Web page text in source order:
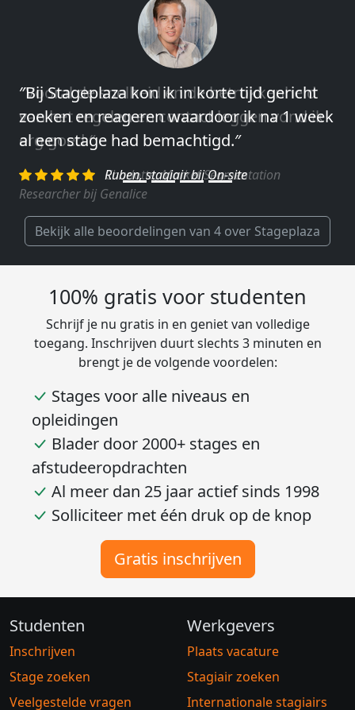
″Vooral de snelheid en de betrokkenheid
van het regelen en contact leggen vond ik
erg goed.″
Charlotte, Market Segmentation
Researcher bij Genalice
Bekijk alle beoordelingen van 4 over Stageplaza
100% gratis voor studenten
Schrijf je nu gratis in en geniet van volledige
toegang. Inschrijven duurt slechts 3 minuten en
brengt je de volgende voordelen:
Stages voor alle niveaus en
opleidingen
Blader door 2000+ stages en
afstudeeropdrachten
Al meer dan 25 jaar actief sinds 1998
Solliciteer met één druk op de knop
Gratis inschrijven
Studenten
Inschrijven
Stage zoeken
Veelgestelde vragen
Werkgevers
Plaats vacature
Stagiair zoeken
Internationale stagiairs